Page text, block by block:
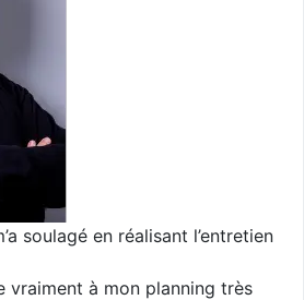
soulagé en réalisant l’entretien
vraiment à mon planning très